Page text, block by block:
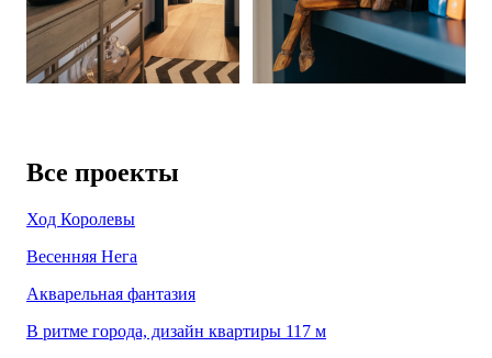
Все проекты
Ход Королевы
Весенняя Нега
Акварельная фантазия
В ритме города, дизайн квартиры 117 м